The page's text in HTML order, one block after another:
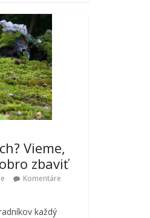
Vieme,
zbaviť
Komentáre
každý